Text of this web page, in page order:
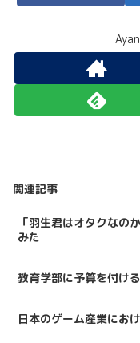
関連記事
「羽生君はオタクなの
みた
教育学部に予算を付け
日本のゲーム産業にお